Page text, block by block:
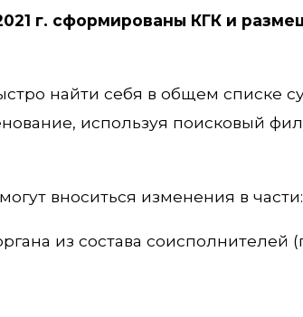
г. сформированы КГК и
найти себя в общем списке
используя поисковый
вноситься изменения в части:
из состава соисполнителей